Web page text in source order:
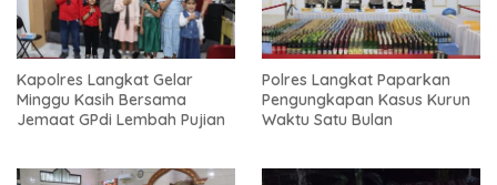
Kapolres Langkat Gelar
Minggu Kasih Bersama
Jemaat GPdi Lembah Pujian
Polres Langkat Paparkan
Pengungkapan Kasus Kurun
Waktu Satu Bulan